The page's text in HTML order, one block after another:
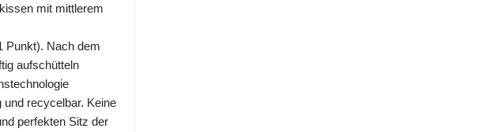
mit mittlerem
Punkt). Nach dem
aufschütteln
und recycelbar. Keine
perfekten Sitz der